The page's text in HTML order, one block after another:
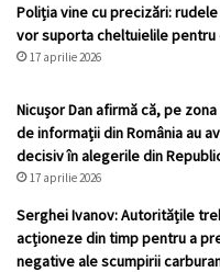
Poliția vine cu precizări:
vor suporta cheltuielile pentru
17 aprilie 2026
Nicușor Dan afirmă că, pe
de informații din România au
decisiv în alegerile din
17 aprilie 2026
Serghei Ivanov: Autoritățile
acționeze din timp pentru a
negative ale scumpirii